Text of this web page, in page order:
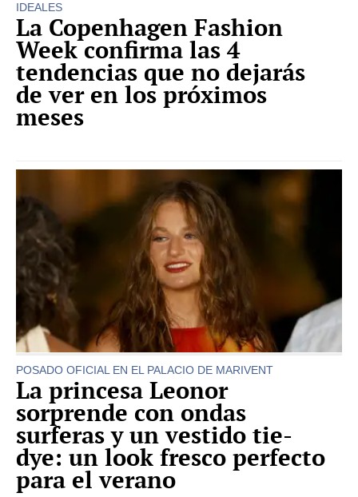
IDEALES
La Copenhagen Fashion
Week confirma las 4
tendencias que no dejarás
de ver en los próximos
meses
POSADO OFICIAL EN EL PALACIO DE MARIVENT
La princesa Leonor
sorprende con ondas
surferas y un vestido tie-
dye: un look fresco perfecto
para el verano